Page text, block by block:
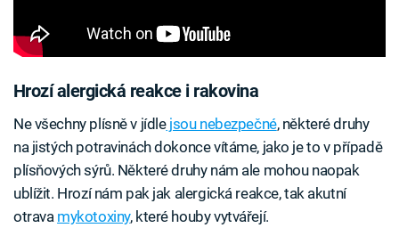
Hrozí alergická reakce i rakovina
Ne všechny plísně v jídlejsou nebezpečné, některé druhy
na jistých potravinách dokonce vítáme, jako je to v případě
plísňových sýrů. Některé druhy nám ale mohou naopak
ublížit. Hrozí nám pak jak alergická reakce, tak akutní
otrava mykotoxiny, které houby vytvářejí.